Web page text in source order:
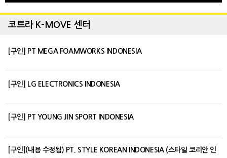
코트라 K-MOVE 센터
[구인] PT MEGA FOAMWORKS INDONESIA
[구인] LG ELECTRONICS INDONESIA
[구인] PT YOUNG JIN SPORT INDONESIA
[구인](내용 수정됨) PT. STYLE KOREAN INDONESIA (스타일 코리안 인